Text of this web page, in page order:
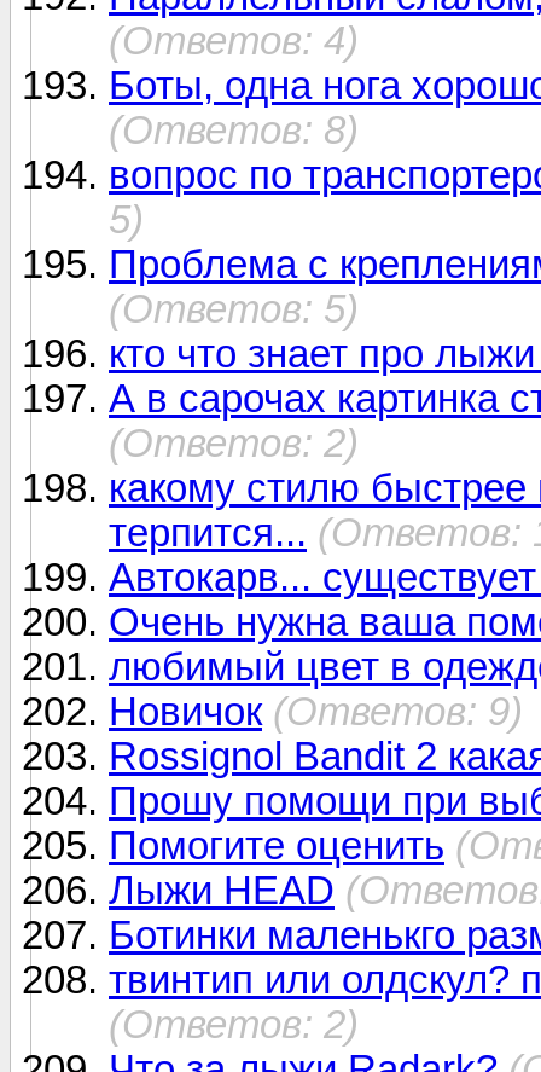
(Ответов: 4)
Боты, одна нога
(Ответов: 8)
вопрос по
5)
Проблема с
(Ответов: 5)
кто что знает про
А в сарочах картинка
(Ответов: 2)
какому стилю быстрее
терпится... (Ответов:
Автокарв...
Очень нужна ваша
любимый цвет в
Новичок (Ответов: 9)
Rossignol Bandit 2
Прошу помощи при
Помогите оценить
Лыжи HEAD
Ботинки маленькго
твинтип или олдскул?
(Ответов: 2)